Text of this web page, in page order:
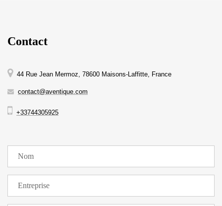
Contact
44 Rue Jean Mermoz, 78600 Maisons-Laffitte, France
contact@aventique.com
+33744305925